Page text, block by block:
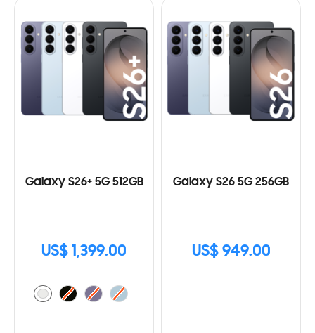
Galaxy S26+ 5G 512GB
US$ 1,399.00
Galaxy S26 5G 256GB
US$ 949.00